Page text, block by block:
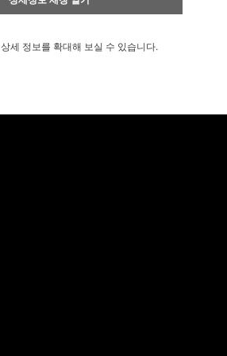
상세 정보를 확대해 보실 수 있습니다.